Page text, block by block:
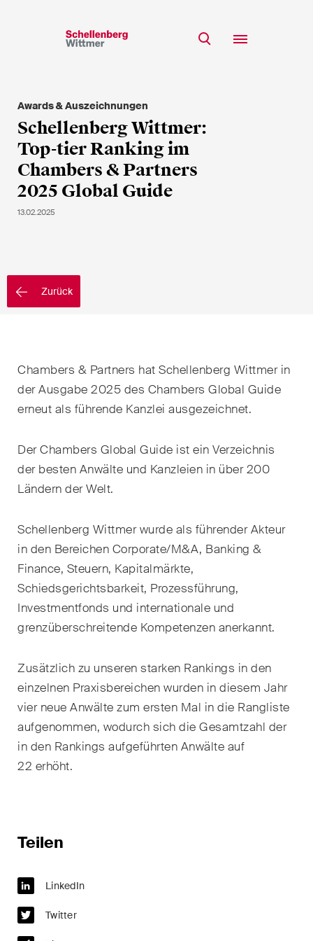
Team
Expertise
Insights
Karriere
Zurück
Awards & Auszeichnungen
Schellenberg Wittmer:
Top-tier Ranking im
Chambers & Partners
2025 Global Guide
13.02.2025
Chambers & Partners hat Schellenberg Wittmer in
der Ausgabe 2025 des Chambers Global Guide
erneut als führende Kanzlei ausgezeichnet.
Der Chambers Global Guide ist ein Verzeichnis
der besten Anwälte und Kanzleien in über 200
Ländern der Welt.
Schellenberg Wittmer wurde als führender Akteur
in den Bereichen Corporate/M&A, Banking &
Finance, Steuern, Kapitalmärkte,
Schiedsgerichtsbarkeit, Prozessführung,
Investmentfonds und internationale und
grenzüberschreitende Kompetenzen anerkannt.
Zusätzlich zu unseren starken Rankings in den
einzelnen Praxisbereichen wurden in diesem Jahr
vier neue Anwälte zum ersten Mal in die Rangliste
aufgenommen, wodurch sich die Gesamtzahl der
in den Rankings aufgeführten Anwälte auf
22 erhöht.
Teilen
LinkedIn
Twitter
Laufenden!
* Erforderliche Felder
Frau
k.A.
Vorname*
E-Mail*
Sprache*
Newsletters & Newsflashes
Monatlich ausgewählte
Kernthemen aus unseren
Fachgebiete und Branchen,
sowie Newsflashes über die
jüngsten Entwicklungen.
Arbeitsrecht
Dispute Resolution